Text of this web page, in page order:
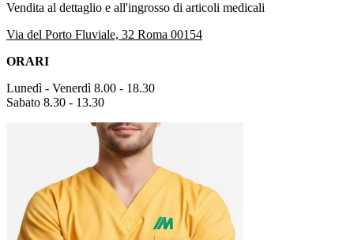
Vendita al dettaglio e all'ingrosso di articoli medicali
Via del Porto Fluviale, 32 Roma 00154
ORARI
Lunedì - Venerdì 8.00 - 18.30
Sabato 8.30 - 13.30